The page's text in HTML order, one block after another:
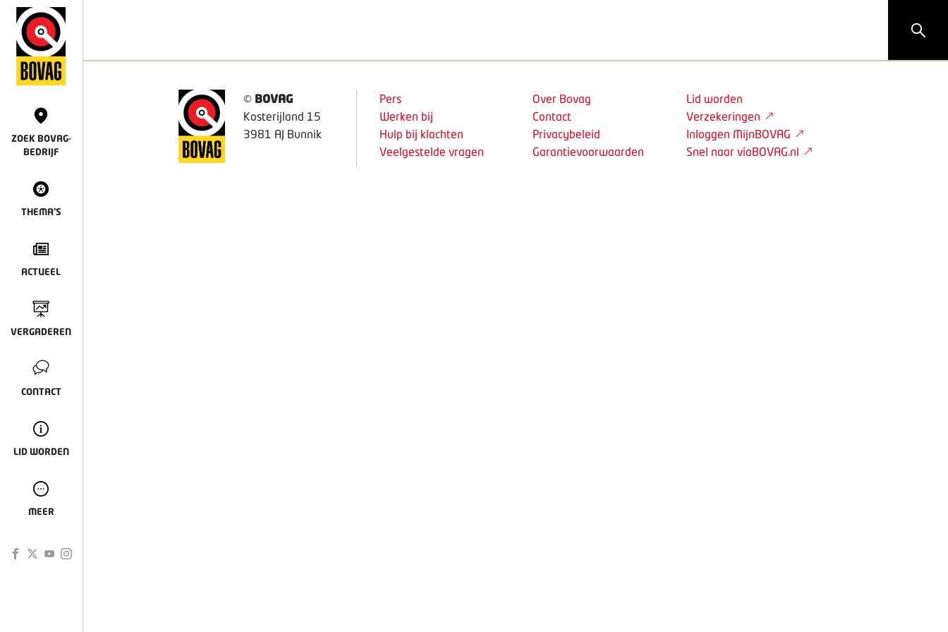
ZOEK BOVAG-
BEDRIJF
THEMA'S
ACTUEEL
VERGADEREN
CONTACT
LID WORDEN
MEER
© BOVAG
Kosterijland 15
3981 AJ Bunnik
Pers
Werken bij
Hulp bij klachten
Veelgestelde vragen
Over Bovag
Contact
Privacybeleid
Garantievoorwaarden
Lid worden
Verzekeringen
Inloggen MijnBOVAG
Snel naar viaBOVAG.nl